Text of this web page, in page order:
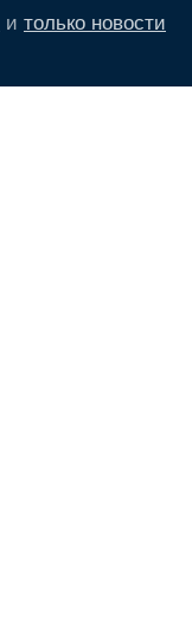
и только новости